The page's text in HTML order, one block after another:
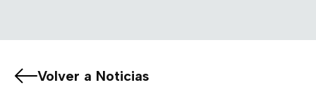
Volver a Noticias